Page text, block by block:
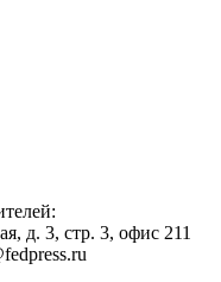
д. 3, стр. 3, офис 211